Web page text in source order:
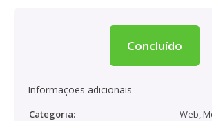
Concluído
Informações adicionais
Categoria:
Web,